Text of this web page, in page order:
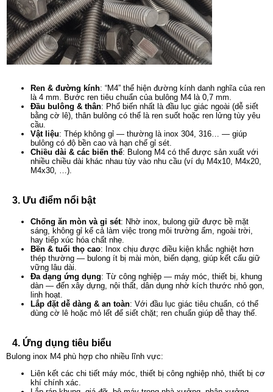
Ren & đường kính: “M4” thể hiện đường kính danh nghĩa của ren
là 4 mm. Bước ren tiêu chuẩn của bulông M4 là 0,7 mm.
Đầu bulông & thân: Phổ biến nhất là đầu lục giác ngoài (dễ siết
bằng cờ lê), thân bulông có thể là ren suốt hoặc ren lửng tùy yêu
cầu.
Vật liệu: Thép không gỉ — thường là inox 304, 316… — giúp
bulông có độ bền cao và hạn chế gỉ sét.
Chiều dài & các biến thể: Bulong M4 có thể được sản xuất với
nhiều chiều dài khác nhau tùy vào nhu cầu (ví dụ M4x10, M4x20,
M4x30, …).
3. Ưu điểm nổi bật
Chống ăn mòn và gỉ sét: Nhờ inox, bulong giữ được bề mặt
sáng, không gỉ kể cả làm việc trong môi trường ẩm, ngoài trời,
hay tiếp xúc hóa chất nhẹ.
Bền & tuổi thọ cao: Inox chịu được điều kiện khắc nghiệt hơn
thép thường — bulong ít bị mài mòn, biến dạng, giúp kết cấu giữ
vững lâu dài.
Đa dạng ứng dụng: Từ công nghiệp — máy móc, thiết bị, khung
dàn — đến xây dựng, nội thất, dân dụng nhờ kích thước nhỏ gọn,
linh hoạt.
Lắp đặt dễ dàng & an toàn: Với đầu lục giác tiêu chuẩn, có thể
dùng cờ lê hoặc mỏ lết để siết chặt; ren chuẩn giúp dễ thay thế.
4. Ứng dụng tiêu biểu
Bulong inox M4 phù hợp cho nhiều lĩnh vực:
Liên kết các chi tiết máy móc, thiết bị công nghiệp nhỏ, thiết bị cơ
khí chính xác.